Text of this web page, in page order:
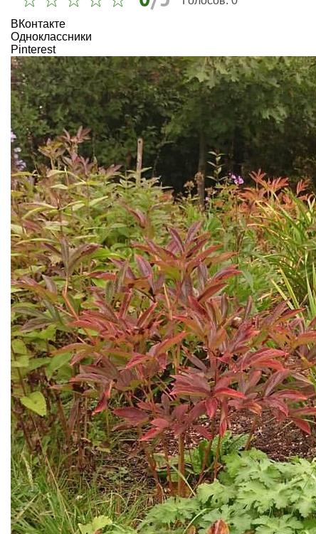
ВКонтакте
Одноклассники
Pinterest